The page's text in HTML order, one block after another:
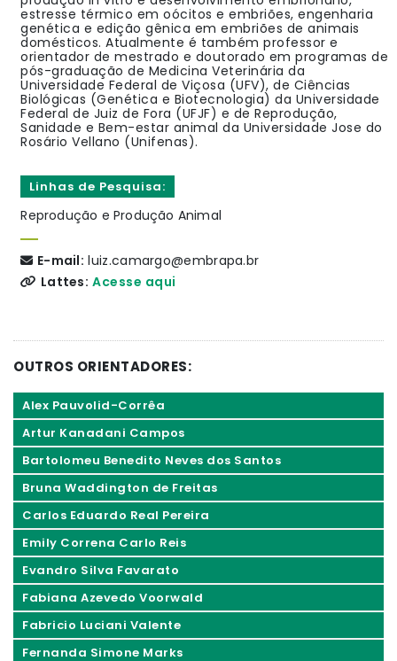
estresse térmico em oócitos e embriões, engenharia
genética e edição gênica em embriões de animais
domésticos. Atualmente é também professor e
orientador de mestrado e doutorado em programas de
pós-graduação de Medicina Veterinária da
Universidade Federal de Viçosa (UFV), de Ciências
Biológicas (Genética e Biotecnologia) da Universidade
Federal de Juiz de Fora (UFJF) e de Reprodução,
Sanidade e Bem-estar animal da Universidade Jose do
Rosário Vellano (Unifenas).
Linhas de Pesquisa:
Reprodução e Produção Animal
E-mail: luiz.camargo@embrapa.br
Lattes: Acesse aqui
OUTROS ORIENTADORES:
Alex Pauvolid-Corrêa
Artur Kanadani Campos
Bartolomeu Benedito Neves dos Santos
Bruna Waddington de Freitas
Carlos Eduardo Real Pereira
Emily Correna Carlo Reis
Evandro Silva Favarato
Fabiana Azevedo Voorwald
Fabricio Luciani Valente
Fernanda Simone Marks